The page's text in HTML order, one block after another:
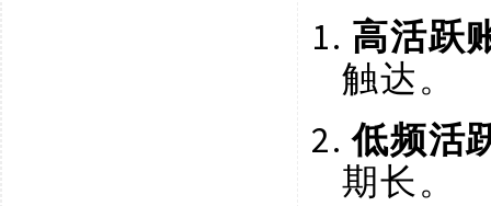
1. 高活跃
触达。
2.低频活
期长。